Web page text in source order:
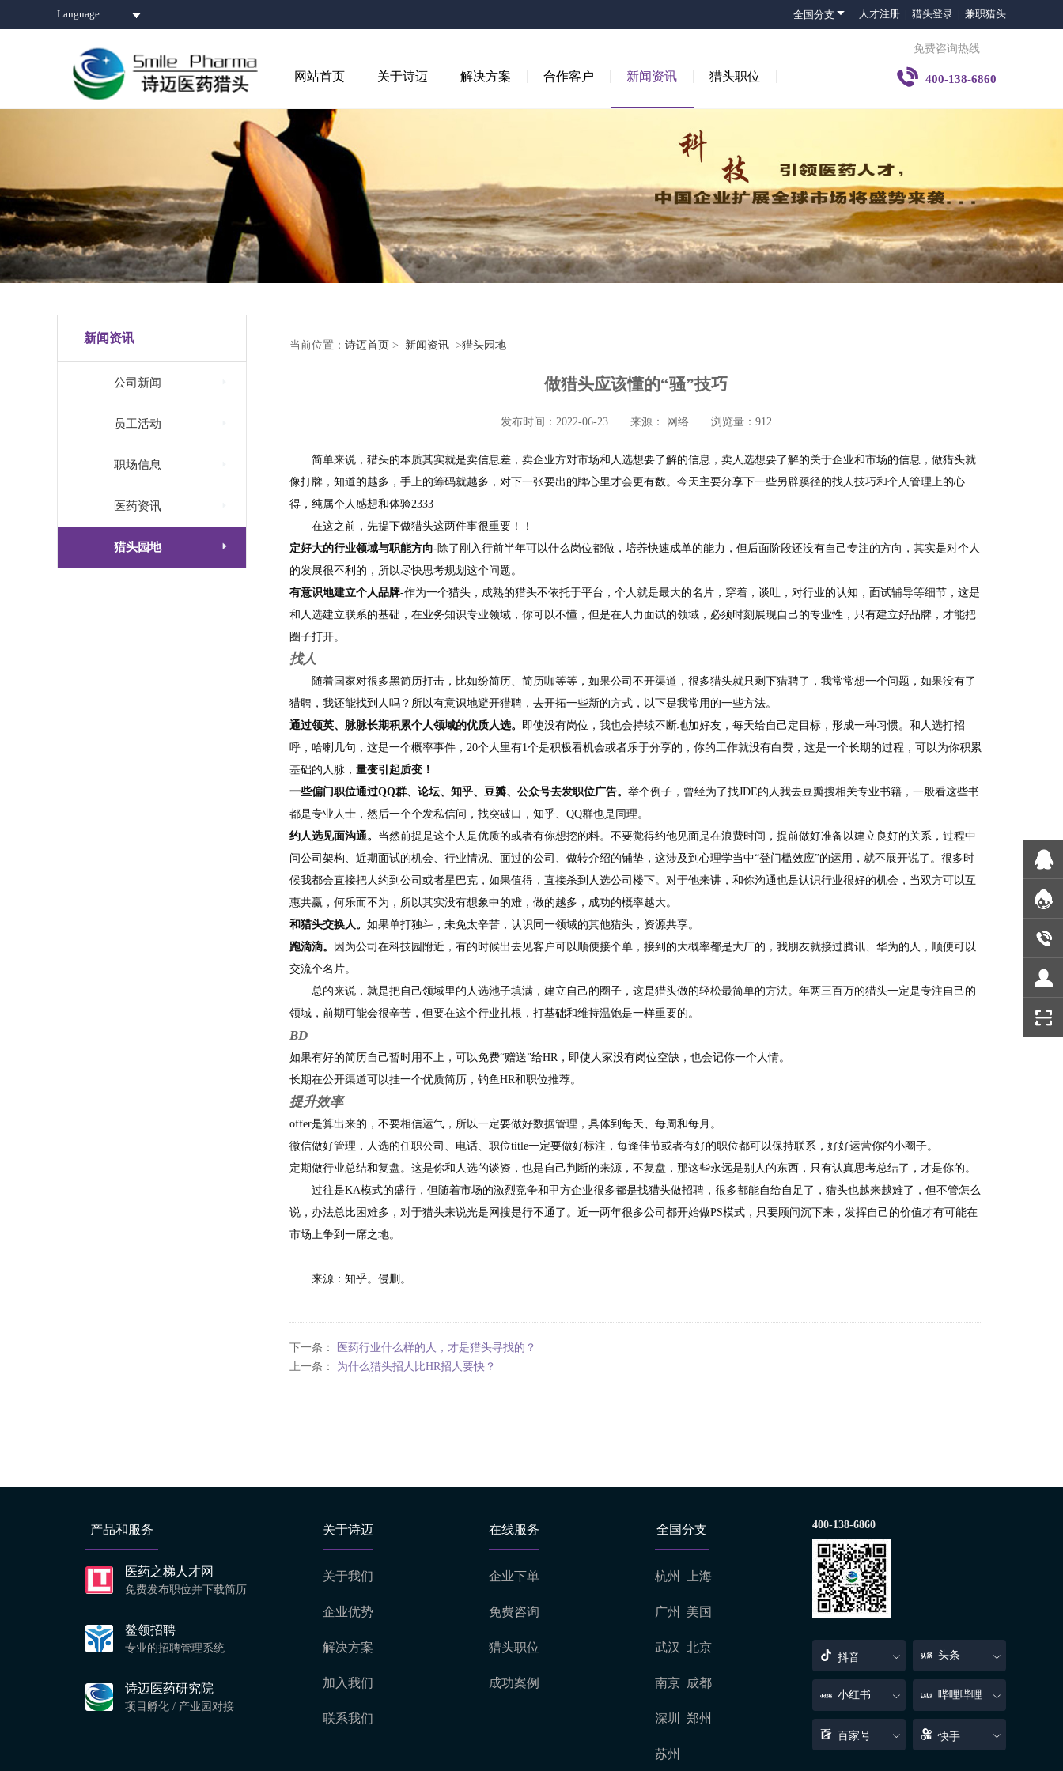
Language 全国分支  人才注册 | 猎头登录 | 兼职猎头
网站首页 关于诗迈 解决方案 合作客户 新闻资讯 猎头职位
免费咨询热线
 400-138-6860
新闻资讯
公司新闻
员工活动
职场信息
医药资讯
猎头园地 
当前位置： 诗迈首页 > 新闻资讯 >猎头园地
做猎头应该懂的“骚”技巧
发布时间：2022-06-23 来源： 网络 浏览量：912
简单来说，猎头的本质其实就是卖信息差，卖企业方对市场和人选想要了解的信息，卖人选想要了解的关于企业和市场的信息，做猎头就
像打牌，知道的越多，手上的筹码就越多，对下一张要出的牌心里才会更有数。今天主要分享下一些另辟蹊径的找人技巧和个人管理上的心
得，纯属个人感想和体验2333
在这之前，先提下做猎头这两件事很重要！！
定好大的行业领域与职能方向-除了刚入行前半年可以什么岗位都做，培养快速成单的能力，但后面阶段还没有自己专注的方向，其实是对个人
的发展很不利的，所以尽快思考规划这个问题。
有意识地建立个人品牌-作为一个猎头，成熟的猎头不依托于平台，个人就是最大的名片，穿着，谈吐，对行业的认知，面试辅导等细节，这是
和人选建立联系的基础，在业务知识专业领域，你可以不懂，但是在人力面试的领域，必须时刻展现自己的专业性，只有建立好品牌，才能把
圈子打开。
找人
随着国家对很多黑简历打击，比如纷简历、简历咖等等，如果公司不开渠道，很多猎头就只剩下猎聘了，我常常想一个问题，如果没有了
猎聘，我还能找到人吗？所以有意识地避开猎聘，去开拓一些新的方式，以下是我常用的一些方法。
通过领英、脉脉长期积累个人领域的优质人选。 即使没有岗位，我也会持续不断地加好友，每天给自己定目标，形成一种习惯。和人选打招
呼，哈喇几句，这是一个概率事件，20个人里有1个是积极看机会或者乐于分享的，你的工作就没有白费，这是一个长期的过程，可以为你积累
基础的人脉， 量变引起质变！
一些偏门职位通过QQ群、论坛、知乎、豆瓣、公众号去发职位广告。 举个例子，曾经为了找JDE的人我去豆瓣搜相关专业书籍，一般看这些书
都是专业人士，然后一个个发私信问，找突破口，知乎、QQ群也是同理。
约人选见面沟通。 当然前提是这个人是优质的或者有你想挖的料。不要觉得约他见面是在浪费时间，提前做好准备以建立良好的关系，过程中
问公司架构、近期面试的机会、行业情况、面过的公司、做转介绍的铺垫，这涉及到心理学当中“登门槛效应”的运用，就不展开说了。很多时
候我都会直接把人约到公司或者星巴克，如果值得，直接杀到人选公司楼下。对于他来讲，和你沟通也是认识行业很好的机会，当双方可以互
惠共赢，何乐而不为，所以其实没有想象中的难，做的越多，成功的概率越大。
和猎头交换人。 如果单打独斗，未免太辛苦，认识同一领域的其他猎头，资源共享。
跑滴滴。
因为公司在科技园附近，有的时候出去见客户可以顺便接个单，接到的大概率都是大厂的，我朋友就接过腾讯、华为的人，顺便可以
交流个名片。
总的来说，就是把自己领域里的人选池子填满，建立自己的圈子，这是猎头做的轻松最简单的方法。年两三百万的猎头一定是专注自己的
领域，前期可能会很辛苦，但要在这个行业扎根，打基础和维持温饱是一样重要的。
BD
如果有好的简历自己暂时用不上，可以免费“赠送”给HR，即使人家没有岗位空缺，也会记你一个人情。
长期在公开渠道可以挂一个优质简历，钓鱼HR和职位推荐。
提升效率
offer是算出来的，不要相信运气，所以一定要做好数据管理，具体到每天、每周和每月。
微信做好管理，人选的任职公司、电话、职位title一定要做好标注，每逢佳节或者有好的职位都可以保持联系，好好运营你的小圈子。
定期做行业总结和复盘。这是你和人选的谈资，也是自己判断的来源，不复盘，那这些永远是别人的东西，只有认真思考总结了，才是你的。
过往是KA模式的盛行，但随着市场的激烈竞争和甲方企业很多都是找猎头做招聘，很多都能自给自足了，猎头也越来越难了，但不管怎么
说，办法总比困难多，对于猎头来说光是网搜是行不通了。近一两年很多公司都开始做PS模式，只要顾问沉下来，发挥自己的价值才有可能在
市场上争到一席之地。
来源：知乎。侵删。
下一条：
医药行业什么样的人，才是猎头寻找的？
上一条： 为什么猎头招人比HR招人要快？
产品和服务
医药之梯人才网
免费发布职位并下载简历
鳌领招聘
专业的招聘管理系统
诗迈医药研究院
项目孵化 / 产业园对接
关于诗迈
关于我们
企业优势
解决方案
加入我们
联系我们
在线服务
企业下单
免费咨询
猎头职位
成功案例
全国分支
杭州 上海
广州 美国
武汉 北京
南京 成都
深圳 郑州
苏州
400-138-6860
抖音 头条
小红书 哔哩哔哩
百家号 快手